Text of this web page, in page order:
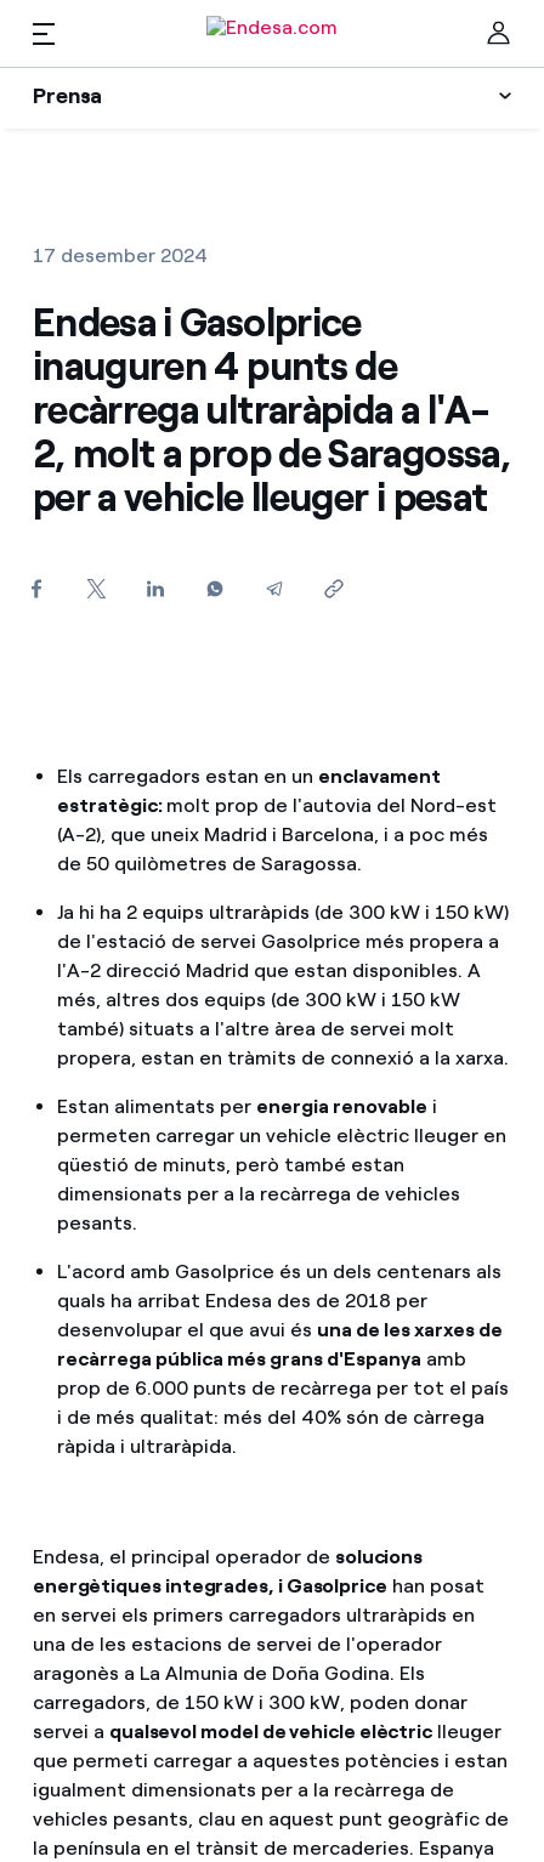
Prensa
Premsa
Troba la tarifa que més et convé
Compara les nostres tarifes d’empresa i estalvia
Per cada kWh que estalviïs, et descomptem un
Com puc veure les meves factures d'Endesa?
Gestiones diverses comunitats de propietaris?
Recursos
Col·leccions
Contactes premsa
CA
17 desember 2024
Endesa i Gasolprice
inauguren 4 punts de
recàrrega ultraràpida a l'A-
2, molt a prop de Saragossa,
per a vehicle lleuger i pesat
Els carregadors estan en un enclavament
estratègic: molt prop de l'autovia del Nord-est
(A-2), que uneix Madrid i Barcelona, i a poc més
de 50 quilòmetres de Saragossa.
Ja hi ha 2 equips ultraràpids (de 300 kW i 150 kW)
de l'estació de servei Gasolprice més propera a
l'A-2 direcció Madrid que estan disponibles. A
més, altres dos equips (de 300 kW i 150 kW
també) situats a l'altre àrea de servei molt
propera, estan en tràmits de connexió a la xarxa.
Estan alimentats per energia renovable i
permeten carregar un vehicle elèctric lleuger en
qüestió de minuts, però també estan
dimensionats per a la recàrrega de vehicles
pesants.
L'acord amb Gasolprice és un dels centenars als
quals ha arribat Endesa des de 2018 per
desenvolupar el que avui és una de les xarxes de
recàrrega pública més grans d'Espanya amb
prop de 6.000 punts de recàrrega per tot el país
i de més qualitat: més del 40% són de càrrega
ràpida i ultraràpida.
Endesa, el principal operador de solucions
energètiques integrades, i Gasolprice han posat
en servei els primers carregadors ultraràpids en
una de les estacions de servei de l'operador
aragonès a La Almunia de Doña Godina. Els
carregadors, de 150 kW i 300 kW, poden donar
servei a qualsevol model de vehicle elèctric lleuger
que permeti carregar a aquestes potències i estan
igualment dimensionats per a la recàrrega de
vehicles pesants, clau en aquest punt geogràfic de
la península en el trànsit de mercaderies. Espanya